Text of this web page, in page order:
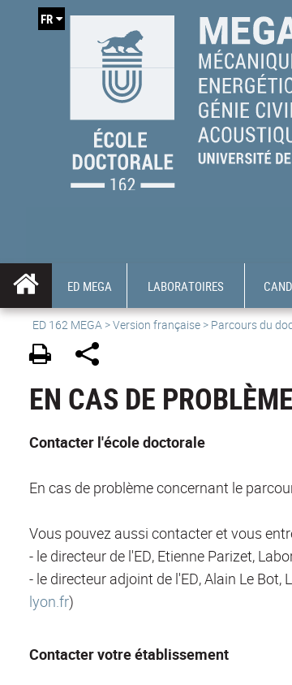
FR
ED MEGA LABORATOIRES
ED 162 MEGA >Version française > Parcours du
EN CAS DE PROBLÈME
Contacter l'école doctorale
En cas de problème concernant le
Vous pouvez aussi contacter et vous
- le directeur de l'ED, Etienne Parizet,
- le directeur adjoint de l'ED, Alain Le
lyon.fr)
Contacter votre établissement